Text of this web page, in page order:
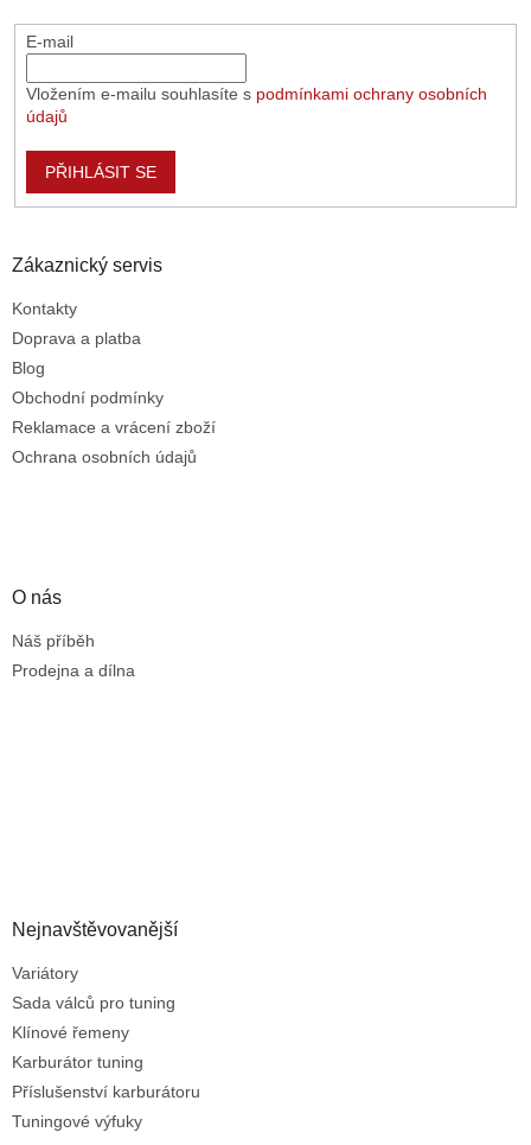
v
i
E-mail
Vložením e-mailu souhlasíte s podmínkami ochrany osobních
údajů
PŘIHLÁSIT SE
Zákaznický servis
Kontakty
Doprava a platba
Blog
Obchodní podmínky
Reklamace a vrácení zboží
Ochrana osobních údajů
O nás
Náš příběh
Prodejna a dílna
Nejnavštěvovanější
Variátory
Sada válců pro tuning
Klínové řemeny
Karburátor tuning
Příslušenství karburátoru
Tuningové výfuky